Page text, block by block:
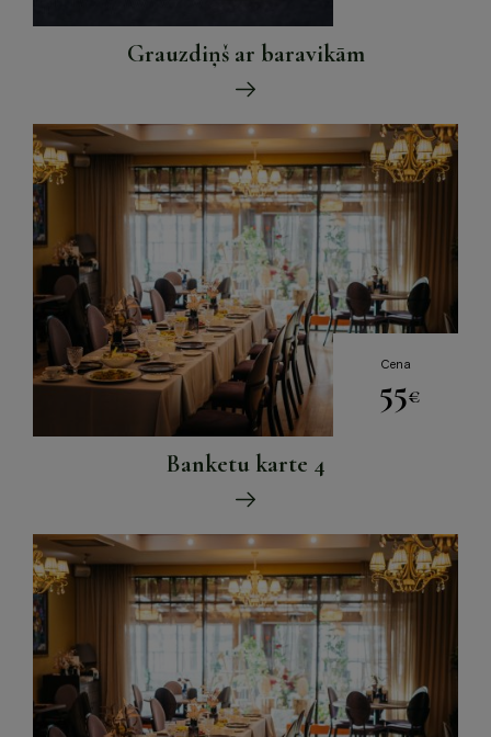
Grauzdiņš ar baravikām
Cena
55€
Banketu karte 4